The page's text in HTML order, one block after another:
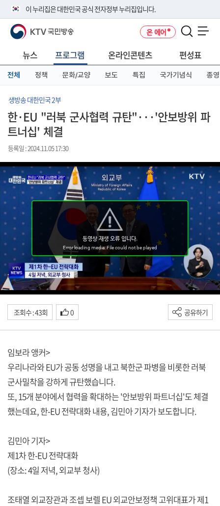
이 누리집은 대한민국 공식 전자정부 누리집입니다.
공식 누리집 주소 확인하기
니다.
이밖에 or.kr 또는 .kr등 다른 도메인 주소를 사용하고 있다면 아래 URL에
서 도메인 주소를 확인해 보세요
KTV 국민방송 온 에어
뉴스 프로그램 온라인콘텐츠 편성표
전체 정책 문화/교양 보도 특집 국가기념식 종영
생방송 대한민국 2부
한·EU "러북 군사협력 규탄"···'안보방위 파
트너십' 체결
등록일 : 2024.11.05 17:30
조회수 : 43회 0 공유하기
임보라 앵커>
우리나라와 EU가 공동 성명을 내고 북한군 파병을 비롯한 러북
군사밀착을 강하게 규탄했습니다.
또, 15개 분야에서 협력을 확대하는 '안보방위 파트너십'도 체결
했는데요, 한-EU 전략대화 내용, 김민아 기자가 보도합니다.
김민아 기자>
제1차 한-EU 전략대화
(장소: 4일 저녁, 외교부 청사)
조태열 외교장관과 조셉 보렐 EU 외교안보정책 고위대표가 제1